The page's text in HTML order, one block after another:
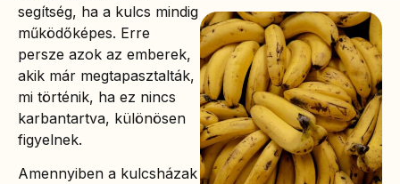
segítség, ha a kulcs mindig
működőképes. Erre
persze azok az emberek,
akik már megtapasztalták,
mi történik, ha ez nincs
karbantartva, különösen
figyelnek.
Amennyiben a kulcsházak